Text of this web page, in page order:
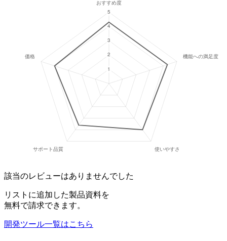
該当のレビューはありませんでした
リストに追加した製品資料を
無料で請求できます。
開発ツール一覧はこちら